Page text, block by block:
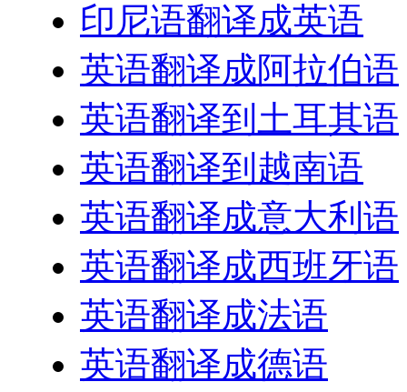
印尼语翻译成英语
英语翻译成阿拉伯语
英语翻译到土耳其语
英语翻译到越南语
英语翻译成意大利语
英语翻译成西班牙语
英语翻译成法语
英语翻译成德语